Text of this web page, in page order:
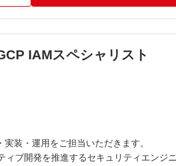
IAMスペシャリスト
装・運用をご担当いただきます。
ブ開発を推進するセキュリティエンジ